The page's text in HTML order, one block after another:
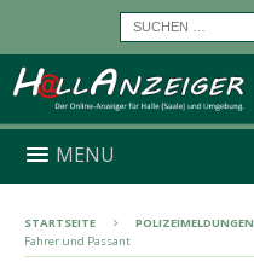
MENU
STARTSEITE POLIZEIMELDUNGEN
Fahrer und Passant